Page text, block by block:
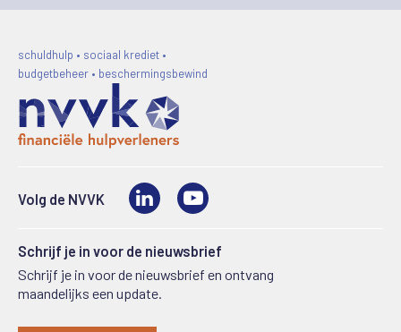
schuldhulp • sociaal krediet •
budgetbeheer • beschermingsbewind
Volg de NVVK LinkedIn
Schrijf je in voor de nieuwsbrief
Schrijf je in voor de nieuwsbrief en ontvang
maandelijks een update.